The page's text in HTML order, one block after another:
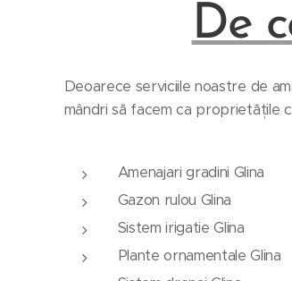
De
Deoarece serviciile noastre de
mândri să facem ca proprietățile
Amenajari gradini Glina
Gazon rulou Glina
Sistem irigatie Glina
Plante ornamentale Glina